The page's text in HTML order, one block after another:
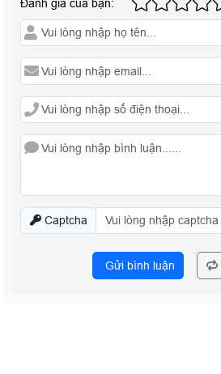
Đánh giá của bạn:
Captcha
Gửi bình luận